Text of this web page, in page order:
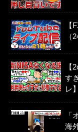
【
（
【
す
レ】
「
海